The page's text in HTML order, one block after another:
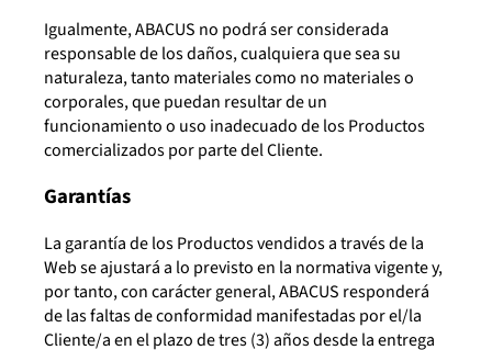
Igualmente, ABACUS no podrá ser considerada
responsable de los daños, cualquiera que sea su
naturaleza, tanto materiales como no materiales o
corporales, que puedan resultar de un
funcionamiento o uso inadecuado de los Productos
comercializados por parte del Cliente.
Garantías
La garantía de los Productos vendidos a través de la
Web se ajustará a lo previsto en la normativa vigente y,
por tanto, con carácter general, ABACUS responderá
de las faltas de conformidad manifestadas por el/la
Cliente/a en el plazo de tres (3) años desde la entrega